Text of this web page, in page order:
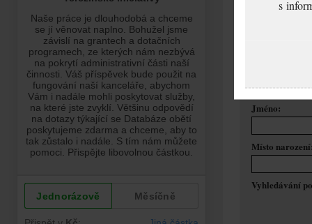
Jméno:
Místo narození:
Vyhledávání
s